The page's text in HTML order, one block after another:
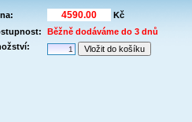
Kč
Běžně dodáváme do 3 dnů